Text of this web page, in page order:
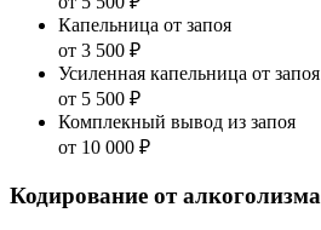
Капельница от запоя
от 3 500 ₽
Усиленная капельница от запоя
от 5 500 ₽
Комплекный вывод из запоя
от 10 000 ₽
Кодирование от алкоголизма